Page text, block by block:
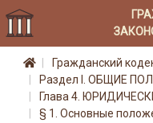
Гражданский
Раздел I. ОБЩИЕ
Глава 4.
§ 1. Основные